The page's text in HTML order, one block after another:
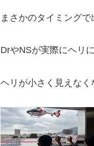
まさかのタイミング
DrやNSが実際にヘリ
ヘリが小さく見えなく